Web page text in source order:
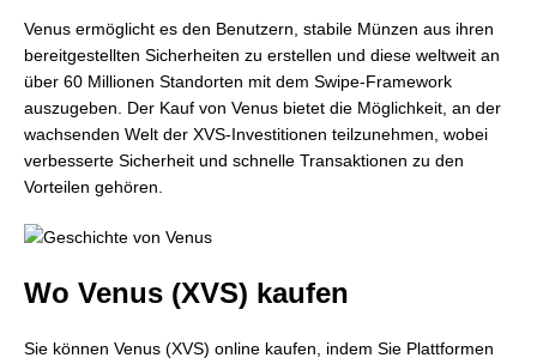
Venus ermöglicht es den Benutzern, stabile Münzen aus ihren
bereitgestellten Sicherheiten zu erstellen und diese weltweit an
über 60 Millionen Standorten mit dem Swipe-Framework
auszugeben. Der Kauf von Venus bietet die Möglichkeit, an der
wachsenden Welt der XVS-Investitionen teilzunehmen, wobei
verbesserte Sicherheit und schnelle Transaktionen zu den
Vorteilen gehören.
Wo Venus (XVS) kaufen
Sie können Venus (XVS) online kaufen, indem Sie Plattformen